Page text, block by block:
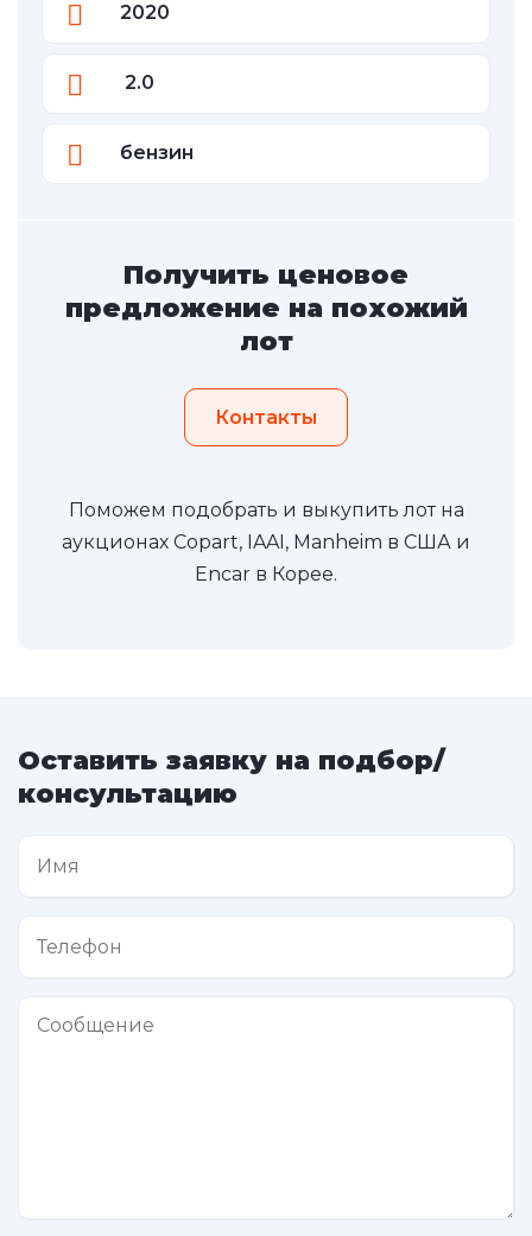
2020
2.0
бензин
Получить ценовое
предложение на похожий
лот
Контакты
Поможем подобрать и выкупить лот на
аукционах Copart, IAAI, Manheim в США и
Encar в Корее.
Оставить заявку на подбор/
консультацию